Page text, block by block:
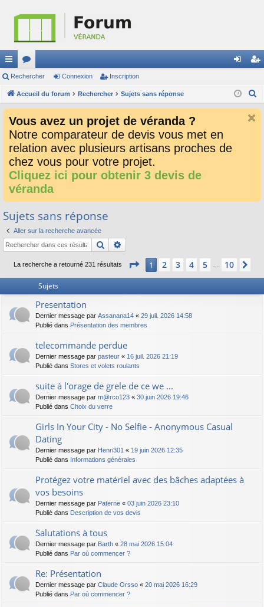
ac
co
ci
or
u
s
ne cri
Rechercher Connexion Inscription
Accueil du forum Rechercher Sujets sans réponse
Vous avez un projet de véranda ?
Notre comparateur de devis vous met en
relation avec plusieurs artisans proches de
chez vous pour votre projet.
Cliquez ici pour obtenir 3 devis de
véranda
Sujets sans réponse
Aller sur la recherche avancée
Rechercher
La recherche a retourné 231 résultats Page 1sur 10
1 2 3 4 5 10
Sujets
Presentation
Dernier message par Assanana14 « 29 juil. 2026 14:58
Publié dans Présentation des membres
telecommande perdue
Dernier message par pasteur « 16 juil. 2026 21:19
Publié dans Stores et volets roulants
suite à l'orage de grele de ce we ...
Dernier message par m@rco123 « 30 juin 2026 19:46
Publié dans Choix du verre
Girls In Your City - No Selfie - Anonymous Casual
Dating
Dernier message par Henri301 « 19 juin 2026 12:35
Publié dans Informations générales
Protégez votre matériel avec des bâches adaptées à
vos besoins
Dernier message par Paterne « 03 juin 2026 23:10
Publié dans Description de vos devis
Salutations à tous
Dernier message par Barth « 28 mai 2026 15:04
Publié dans Par où commencer ?
Re: Présentation
Dernier message par Claude Orsso « 20 mai 2026 16:29
Publié dans Par où commencer ?